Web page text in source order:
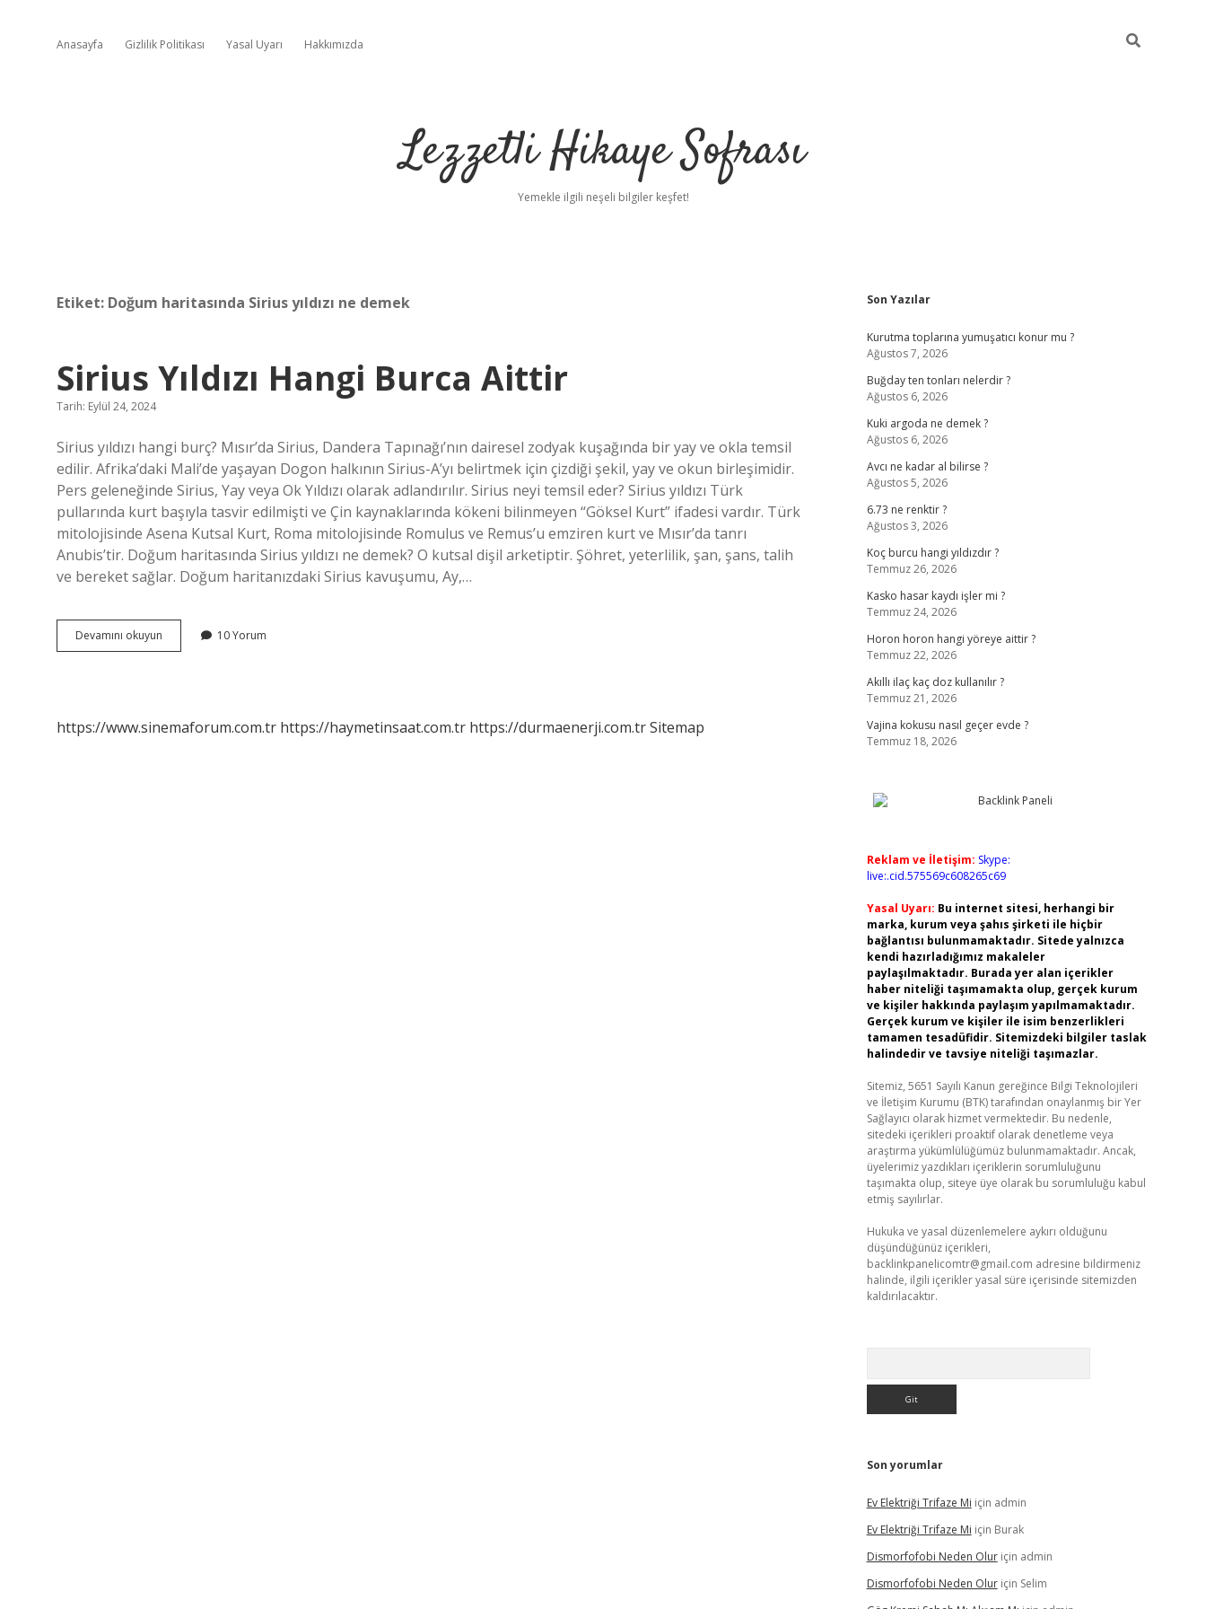
Anasayfa Gizlilik Politikası Yasal Uyarı Hakkımızda
Lezzetli Hikaye Sofrası
Yemekle ilgili neşeli bilgiler keşfet!
Etiket: Doğum haritasında Sirius yıldızı ne demek
Sirius Yıldızı Hangi Burca Aittir
Tarih: Eylül 24, 2024
Sirius yıldızı hangi burç? Mısır’da Sirius, Dandera Tapınağı’nın dairesel zodyak kuşağında bir yay ve okla temsil
edilir. Afrika’daki Mali’de yaşayan Dogon halkının Sirius-A’yı belirtmek için çizdiği şekil, yay ve okun birleşimidir.
Pers geleneğinde Sirius, Yay veya Ok Yıldızı olarak adlandırılır. Sirius neyi temsil eder? Sirius yıldızı Türk
pullarında kurt başıyla tasvir edilmişti ve Çin kaynaklarında kökeni bilinmeyen “Göksel Kurt” ifadesi vardır. Türk
mitolojisinde Asena Kutsal Kurt, Roma mitolojisinde Romulus ve Remus’u emziren kurt ve Mısır’da tanrı
Anubis’tir. Doğum haritasında Sirius yıldızı ne demek? O kutsal dişil arketiptir. Şöhret, yeterlilik, şan, şans, talih
ve bereket sağlar. Doğum haritanızdaki Sirius kavuşumu, Ay,…
Devamını okuyun
Yıldızı
10 Yorum
https://www.sinemaforum.com.tr https://haymetinsaat.com.tr https://durmaenerji.com.trSitemap
Sidebar
Son Yazılar
Kurutma toplarına yumuşatıcı konur mu ?
Ağustos 7, 2026
Buğday ten tonları nelerdir ?
Ağustos 6, 2026
Kuki argoda ne demek ?
Ağustos 6, 2026
Avcı ne kadar al bilirse ?
Ağustos 5, 2026
6.73 ne renktir ?
Ağustos 3, 2026
Koç burcu hangi yıldızdır ?
Temmuz 26, 2026
Kasko hasar kaydı işler mi ?
Temmuz 24, 2026
Horon horon hangi yöreye aittir ?
Temmuz 22, 2026
Akıllı ilaç kaç doz kullanılır ?
Temmuz 21, 2026
Vajina kokusu nasıl geçer evde ?
Temmuz 18, 2026
Reklam ve İletişim: Skype:
live:.cid.575569c608265c69
Yasal Uyarı: Bu internet sitesi, herhangi bir
marka, kurum veya şahıs şirketi ile hiçbir
bağlantısı bulunmamaktadır. Sitede yalnızca
kendi hazırladığımız makaleler
paylaşılmaktadır. Burada yer alan içerikler
haber niteliği taşımamakta olup, gerçek kurum
ve kişiler hakkında paylaşım yapılmamaktadır.
Gerçek kurum ve kişiler ile isim benzerlikleri
tamamen tesadüfidir. Sitemizdeki bilgiler taslak
halindedir ve tavsiye niteliği taşımazlar.
Sitemiz, 5651 Sayılı Kanun gereğince Bilgi Teknolojileri
ve İletişim Kurumu (BTK) tarafından onaylanmış bir Yer
Sağlayıcı olarak hizmet vermektedir. Bu nedenle,
sitedeki içerikleri proaktif olarak denetleme veya
araştırma yükümlülüğümüz bulunmamaktadır. Ancak,
üyelerimiz yazdıkları içeriklerin sorumluluğunu
taşımakta olup, siteye üye olarak bu sorumluluğu kabul
etmiş sayılırlar.
Hukuka ve yasal düzenlemelere aykırı olduğunu
düşündüğünüz içerikleri,
backlinkpanelicomtr@gmail.com adresine bildirmeniz
halinde, ilgili içerikler yasal süre içerisinde sitemizden
kaldırılacaktır.
Son yorumlar
Ev Elektriği Trifaze Mi için admin
Ev Elektriği Trifaze Mi için Burak
Dismorfofobi Neden Oluriçin admin
Dismorfofobi Neden Oluriçin Selim